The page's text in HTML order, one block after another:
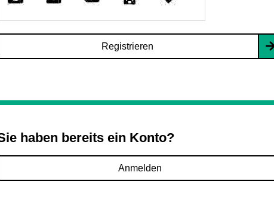
Registrieren
haben bereits ein Konto?
Anmelden